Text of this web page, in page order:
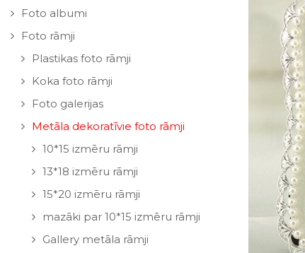
Foto albumi
Foto rāmji
Plastikas foto rāmji
Koka foto rāmji
Foto galerijas
Metāla dekoratīvie foto rāmji
10*15 izmēru rāmji
13*18 izmēru rāmji
15*20 izmēru rāmji
mazāki par 10*15 izmēru rāmji
Gallery metāla rāmji